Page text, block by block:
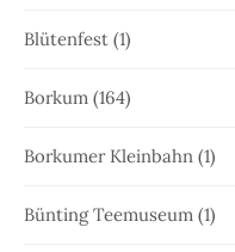
Blütenfest (1)
Borkum (164)
Borkumer Kleinbahn (1)
Bünting Teemuseum (1)